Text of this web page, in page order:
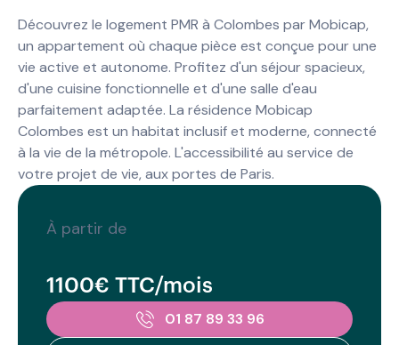
Découvrez le logement PMR à Colombes par Mobicap,
un appartement où chaque pièce est conçue pour une
vie active et autonome. Profitez d'un séjour spacieux,
d'une cuisine fonctionnelle et d'une salle d'eau
parfaitement adaptée. La résidence Mobicap
Colombes est un habitat inclusif et moderne, connecté
à la vie de la métropole. L'accessibilité au service de
votre projet de vie, aux portes de Paris.
À partir de
1100€ TTC/mois
01 87 89 33 96